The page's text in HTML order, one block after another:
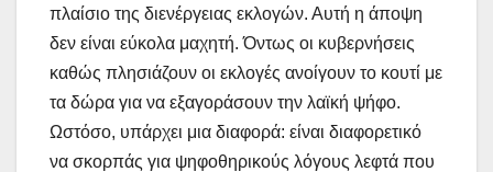
πλαίσιο της διενέργειας εκλογών. Αυτή η άποψη
δεν είναι εύκολα μαχητή. Όντως οι κυβερνήσεις
καθώς πλησιάζουν οι εκλογές ανοίγουν το κουτί με
τα δώρα για να εξαγοράσουν την λαϊκή ψήφο.
Ωστόσο, υπάρχει μια διαφορά: είναι διαφορετικό
να σκορπάς για ψηφοθηρικούς λόγους λεφτά που